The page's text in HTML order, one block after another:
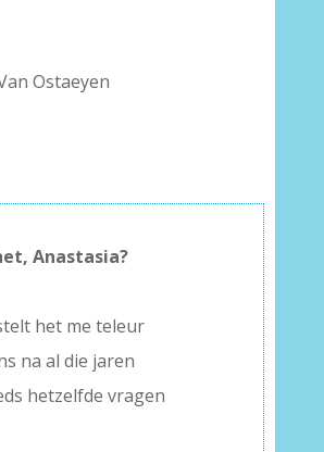
Ostaeyen
Anastasia?
het me teleur
na al die jaren
hetzelfde vragen